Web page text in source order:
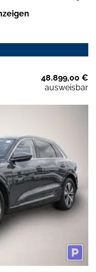
48.899,00 €
ausweisbar